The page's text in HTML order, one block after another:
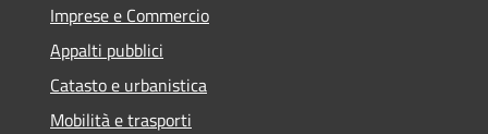
Imprese e Commercio
Appalti pubblici
Catasto e urbanistica
Mobilità e trasporti